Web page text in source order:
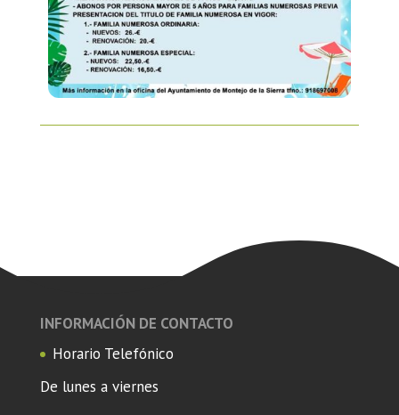
INFORMACIÓN DE CONTACTO
Horario Telefónico
De lunes a viernes